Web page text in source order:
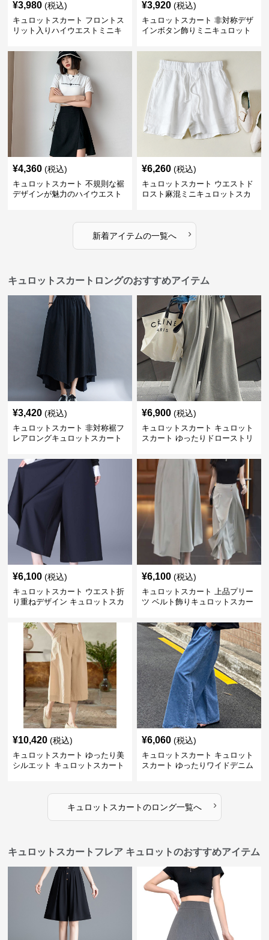
¥3,980 (税込)
キュロットスカート フロントス
リット入りハイウエストミニキ
¥3,920 (税込)
キュロットスカート 非対称デザ
インボタン飾りミニキュロット
¥4,360 (税込)
キュロットスカート 不規則な裾
デザインが魅力のハイウエスト
¥6,260 (税込)
キュロットスカート ウエストド
ロスト麻混ミニキュロットスカ
新着アイテムの一覧へ ›
キュロットスカートロングのおすすめアイテム
¥3,420 (税込)
キュロットスカート 非対称裾フ
レアロングキュロットスカート
¥6,900 (税込)
キュロットスカート キュロット
スカート ゆったりドローストリ
¥6,100 (税込)
キュロットスカート ウエスト折
り重ねデザイン キュロットスカ
¥6,100 (税込)
キュロットスカート 上品プリー
ツ ベルト飾りキュロットスカー
¥10,420 (税込)
キュロットスカート ゆったり美
シルエット キュロットスカート
¥6,060 (税込)
キュロットスカート キュロット
スカート ゆったりワイドデニム
キュロットスカートのロング一覧へ ›
キュロットスカートフレア キュロットのおすすめアイテム